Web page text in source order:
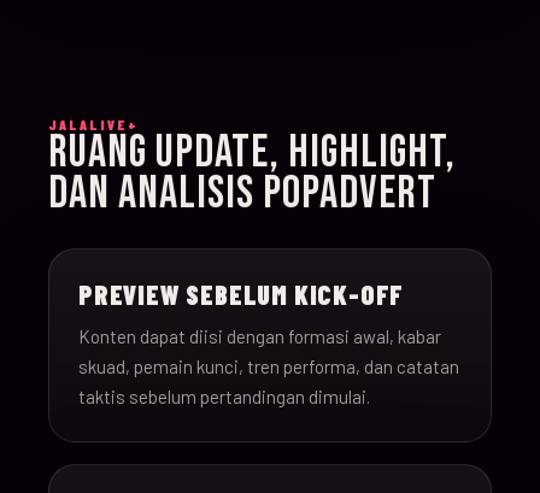
012
14-Jun-
26
20:00 Sweden v Tunisia
26
014
26
12:00 Spain v Cape Verde
15-Jun-
26
Iran v New Zealand
JALALIVE+
RUANG UPDATE, HIGHLIGHT,
DAN ANALISIS POPADVERT
PREVIEW SEBELUM KICK-OFF
Konten dapat diisi dengan formasi awal, kabar
skuad, pemain kunci, tren performa, dan catatan
taktis sebelum pertandingan dimulai.